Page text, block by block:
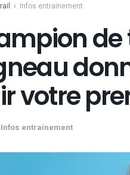
Infos entrainement
votre
Infos entrainement